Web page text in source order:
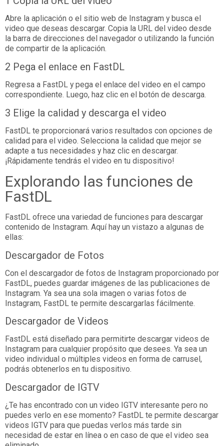
Abre la aplicación o el sitio web de Instagram y busca el
video que deseas descargar. Copia la URL del video desde
la barra de direcciones del navegador o utilizando la función
de compartir de la aplicación.
2 Pega el enlace en FastDL
Regresa a FastDL y pega el enlace del video en el campo
correspondiente. Luego, haz clic en el botón de descarga.
3 Elige la calidad y descarga el video
FastDL te proporcionará varios resultados con opciones de
calidad para el video. Selecciona la calidad que mejor se
adapte a tus necesidades y haz clic en descargar.
¡Rápidamente tendrás el video en tu dispositivo!
Explorando las funciones de
FastDL
FastDL ofrece una variedad de funciones para descargar
contenido de Instagram. Aquí hay un vistazo a algunas de
ellas:
Descargador de Fotos
Con el descargador de fotos de Instagram proporcionado por
FastDL, puedes guardar imágenes de las publicaciones de
Instagram. Ya sea una sola imagen o varias fotos de
Instagram, FastDL te permite descargarlas fácilmente.
Descargador de Videos
FastDL está diseñado para permitirte descargar videos de
Instagram para cualquier propósito que desees. Ya sea un
video individual o múltiples videos en forma de carrusel,
podrás obtenerlos en tu dispositivo.
Descargador de IGTV
¿Te has encontrado con un video IGTV interesante pero no
puedes verlo en ese momento? FastDL te permite descargar
videos IGTV para que puedas verlos más tarde sin
necesidad de estar en línea o en caso de que el video sea